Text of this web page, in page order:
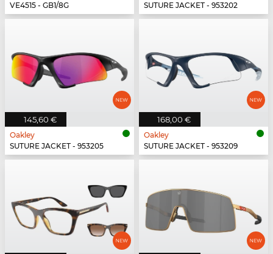
VE4515 - GB1/8G
SUTURE JACKET - 953202
145,60 €
Oakley
SUTURE JACKET - 953205
168,00 €
Oakley
SUTURE JACKET - 953209